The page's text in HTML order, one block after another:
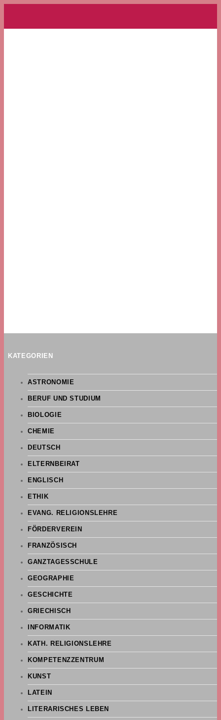
KATEGORIEN
ASTRONOMIE
BERUF UND STUDIUM
BIOLOGIE
CHEMIE
DEUTSCH
ELTERNBEIRAT
ENGLISCH
ETHIK
EVANG. RELIGIONSLEHRE
FÖRDERVEREIN
FRANZÖSISCH
GANZTAGESSCHULE
GEOGRAPHIE
GESCHICHTE
GRIECHISCH
INFORMATIK
KATH. RELIGIONSLEHRE
KOMPETENZZENTRUM
KUNST
LATEIN
LITERARISCHES LEBEN